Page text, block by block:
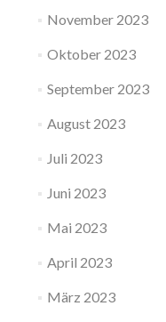
November 2023
Oktober 2023
September 2023
August 2023
Juli 2023
Juni 2023
Mai 2023
April 2023
März 2023